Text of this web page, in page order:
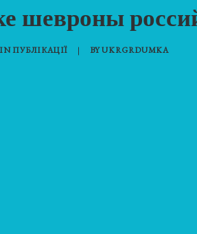
шевроны
INПУБЛІКАЦІЇ | BYUKRGRDUMKA